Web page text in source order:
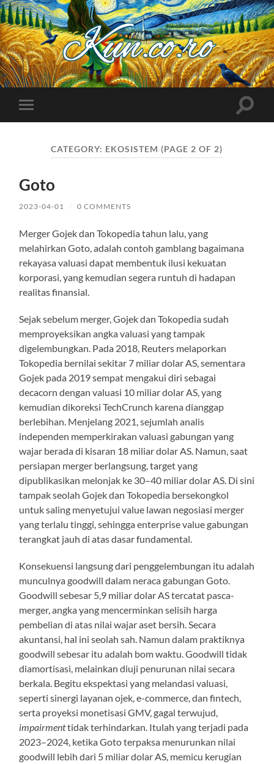
Kuncoro++
Toggle
mobile
Toggle
CATEGORY: EKOSISTEM (PAGE 2 OF 2)
Goto
2023-04-01 / 0 COMMENTS
Merger Gojek dan Tokopedia tahun lalu, yang
melahirkan Goto, adalah contoh gamblang bagaimana
rekayasa valuasi dapat membentuk ilusi kekuatan
korporasi, yang kemudian segera runtuh di hadapan
realitas finansial.
Sejak sebelum merger, Gojek dan Tokopedia sudah
memproyeksikan angka valuasi yang tampak
digelembungkan. Pada 2018, Reuters melaporkan
Tokopedia bernilai sekitar 7 miliar dolar AS, sementara
Gojek pada 2019 sempat mengakui diri sebagai
decacorn dengan valuasi 10 miliar dolar AS, yang
kemudian dikoreksi TechCrunch karena dianggap
berlebihan. Menjelang 2021, sejumlah analis
independen memperkirakan valuasi gabungan yang
wajar berada di kisaran 18 miliar dolar AS. Namun, saat
persiapan merger berlangsung, target yang
dipublikasikan melonjak ke 30–40 miliar dolar AS. Di sini
tampak seolah Gojek dan Tokopedia bersekongkol
untuk saling menyetujui value lawan negosiasi merger
yang terlalu tinggi, sehingga enterprise value gabungan
terangkat jauh di atas dasar fundamental.
Konsekuensi langsung dari penggelembungan itu adalah
munculnya goodwill dalam neraca gabungan Goto.
Goodwill sebesar 5,9 miliar dolar AS tercatat pasca-
merger, angka yang mencerminkan selisih harga
pembelian di atas nilai wajar aset bersih. Secara
akuntansi, hal ini seolah sah. Namun dalam praktiknya
goodwill sebesar itu adalah bom waktu. Goodwill tidak
diamortisasi, melainkan diuji penurunan nilai secara
berkala. Begitu ekspektasi yang melandasi valuasi,
seperti sinergi layanan ojek, e-commerce, dan fintech,
serta proyeksi monetisasi GMV, gagal terwujud,
impairmenttidak terhindarkan. Itulah yang terjadi pada
2023–2024, ketika Goto terpaksa menurunkan nilai
goodwill lebih dari 5 miliar dolar AS, memicu kerugian